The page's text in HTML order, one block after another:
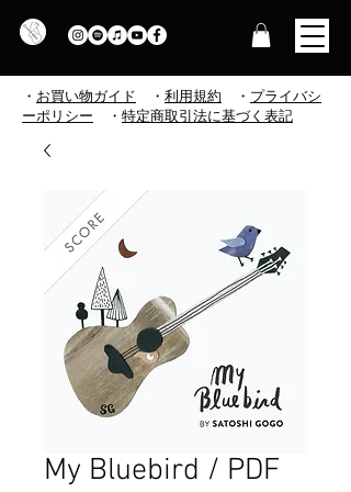
・ お買い物ガイド ・ 利用規約 ・ プライバシ
ーポリシー
・ 特定商取引法に基づく表記
My Bluebird / PDF